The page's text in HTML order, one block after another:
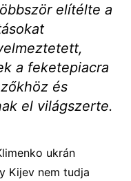
elítélte a
a feketepiacra
és
el világszerte.
ukrán
Kijev nem tudja